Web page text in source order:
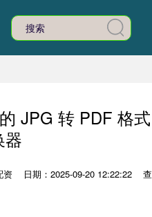
JPG 转 PDF 格式
器
资 日期：2025-09-20 12:22:22
查